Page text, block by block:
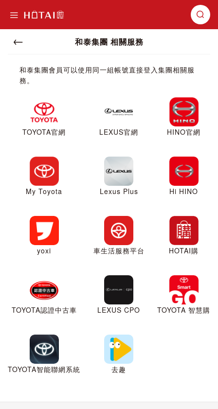
和泰集團 相關服務
和泰集團會員可以使用同一組帳號直接登入集團相關服
務。
TOYOTA官網 LEXUS官網 HINO官網
My Toyota Lexus Plus Hi HINO
yoxi 車生活服務平台 HOTAI購
TOYOTA認證中古車 LEXUS CPO TOYOTA 智慧購
TOYOTA智能聯網系統 去趣